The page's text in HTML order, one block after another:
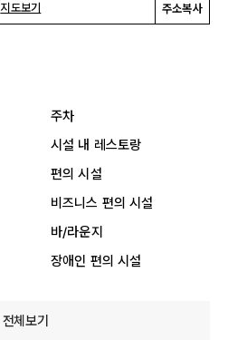
지도보기 주소복사
주차
시설 내 레스토랑
편의 시설
비즈니스 편의 시설
바/라운지
장애인 편의 시설
전체보기